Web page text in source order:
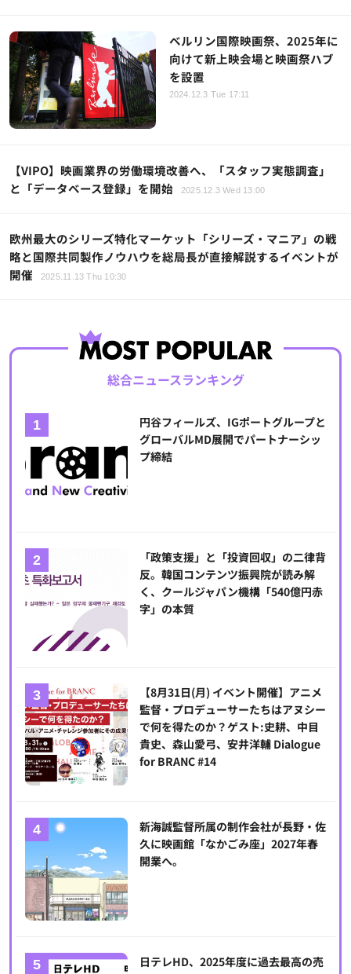
ベルリン国際映画祭、2025年に
向けて新上映会場と映画祭ハブ
を設置
2024.12.3 Tue 17:11
【VIPO】映画業界の労働環境改善へ、「スタッフ実態調査」
と「データベース登録」を開始
2025.12.3 Wed 13:00
欧州最大のシリーズ特化マーケット「シリーズ・マニア」の戦
略と国際共同製作ノウハウを総局長が直接解説するイベントが
開催
2025.11.13 Thu 10:30
総合ニュースランキング
円谷フィールズ、IGポートグループと
グローバルMD展開でパートナーシッ
プ締結
「政策支援」と「投資回収」の二律背
反。韓国コンテンツ振興院が読み解
く、クールジャパン機構「540億円赤
字」の本質
【8月31日(月) イベント開催】アニメ
監督・プロデューサーたちはアヌシー
で何を得たのか？ゲスト:史耕、中目
貴史、森山愛弓、安井洋輔 Dialogue
for BRANC #14
新海誠監督所属の制作会社が長野・佐
久に映画館「なかごみ座」2027年春
開業へ。
日テレHD、2025年度に過去最高の売